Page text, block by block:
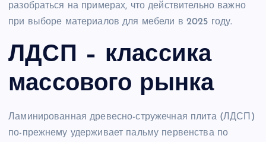
разобраться на примерах, что действительно важно
при выборе материалов для мебели в 2025 году.
ЛДСП – классика
массового рынка
Ламинированная древесно-стружечная плита (ЛДСП)
по-прежнему удерживает пальму первенства по